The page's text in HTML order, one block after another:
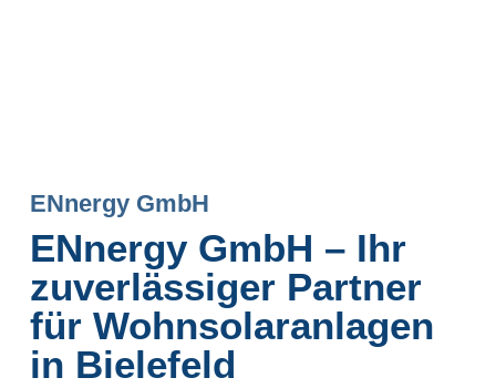
ENnergy GmbH
ENnergy GmbH – Ihr
zuverlässiger Partner
für Wohnsolaranlagen
in Bielefeld